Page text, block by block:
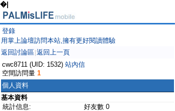
�|
登錄
用掌上論壇訪問本站,擁有更好閱讀體驗
返回討論區 返回上一頁
cwc8711 (UID: 1532) 站內信
空間訪問量 1
個人資料
基本資料
統計信息:
好友數 0